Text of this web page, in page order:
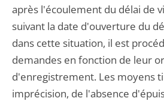
après l'écoulement du délai de
suivant la date d'ouverture du
dans cette situation, il est
demandes en fonction de leur
d'enregistrement. Les moyens
imprécision, de l'absence